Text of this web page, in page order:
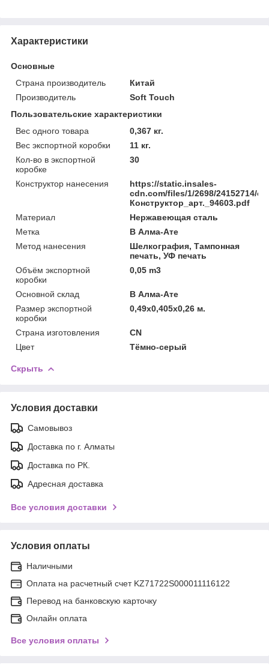
Характеристики
Основные
Страна производитель
Китай
Производитель
Soft Touch
Пользовательские характеристики
Вес одного товара
0,367 кг.
Вес экспортной коробки
11 кг.
Кол-во в экспортной
коробке
30
Конструктор нанесения
https://static.insales-
cdn.com/files/1/2698/24152714/
Конструктор_арт._94603.pdf
Материал
Нержавеющая сталь
Метка
В Алма-Ате
Метод нанесения
Шелкография, Тампонная
печать, УФ печать
Объём экспортной
коробки
0,05 m3
Основной склад
В Алма-Ате
Размер экспортной
коробки
0,49x0,405x0,26 м.
Страна изготовления
CN
Цвет
Тёмно-серый
Скрыть
Условия доставки
Самовывоз
Доставка по г. Алматы
Доставка по РК.
Адресная доставка
Все условия доставки
Условия оплаты
Наличными
Оплата на расчетный счет KZ71722S000011116122
Перевод на банковскую карточку
Онлайн оплата
Все условия оплаты